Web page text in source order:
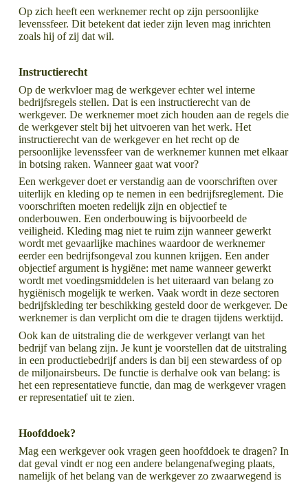
Op zich heeft een werknemer recht op zijn persoonlijke
levenssfeer. Dit betekent dat ieder zijn leven mag inrichten
zoals hij of zij dat wil.
Instructierecht
Op de werkvloer mag de werkgever echter wel interne
bedrijfsregels stellen. Dat is een instructierecht van de
werkgever. De werknemer moet zich houden aan de regels die
de werkgever stelt bij het uitvoeren van het werk. Het
instructierecht van de werkgever en het recht op de
persoonlijke levenssfeer van de werknemer kunnen met elkaar
in botsing raken. Wanneer gaat wat voor?
Een werkgever doet er verstandig aan de voorschriften over
uiterlijk en kleding op te nemen in een bedrijfsreglement. Die
voorschriften moeten redelijk zijn en objectief te
onderbouwen. Een onderbouwing is bijvoorbeeld de
veiligheid. Kleding mag niet te ruim zijn wanneer gewerkt
wordt met gevaarlijke machines waardoor de werknemer
eerder een bedrijfsongeval zou kunnen krijgen. Een ander
objectief argument is hygiëne: met name wanneer gewerkt
wordt met voedingsmiddelen is het uiteraard van belang zo
hygiënisch mogelijk te werken. Vaak wordt in deze sectoren
bedrijfskleding ter beschikking gesteld door de werkgever. De
werknemer is dan verplicht om die te dragen tijdens werktijd.
Ook kan de uitstraling die de werkgever verlangt van het
bedrijf van belang zijn. Je kunt je voorstellen dat de uitstraling
in een productiebedrijf anders is dan bij een stewardess of op
de miljonairsbeurs. De functie is derhalve ook van belang: is
het een representatieve functie, dan mag de werkgever vragen
er representatief uit te zien.
Hoofddoek?
Mag een werkgever ook vragen geen hoofddoek te dragen? In
dat geval vindt er nog een andere belangenafweging plaats,
namelijk of het belang van de werkgever zo zwaarwegend is